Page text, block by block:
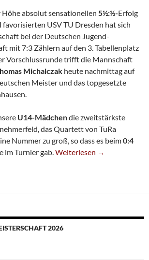
absolut sensationellen 5½:½-Erfolg
favorisierten USV TU Dresden hat sich
bei der Deutschen Jugend-
mit 7:3 Zählern auf den 3. Tabellenplatz
Vorschlussrunde trifft die Mannschaft
Michalczak heute nachmittag auf
Meister und das topgesetzte
U14-Mädchendie zweitstärkste
das Quartett von TuRa
Nummer zu groß, so dass es beim0:4
im Turnier gab.U20 In Absoluter Gala-Form
Weiterlesen →
2026